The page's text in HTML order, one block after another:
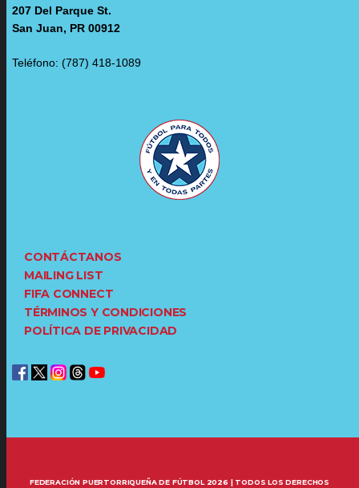
207 Del Parque St.
San Juan, PR 00912
Teléfono: (787) 418-1089
CONTÁCTANOS
MAILING LIST
FIFA CONNECT
TÉRMINOS Y CONDICIONES
POLÍTICA DE PRIVACIDAD
FEDERACIÓN PUERTORRIQUEÑA DE FÚTBOL 2026 | TODOS LOS DERECHOS